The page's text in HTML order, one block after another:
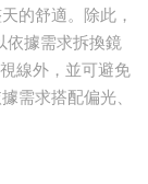
的舒適。除此，
依據需求拆換鏡
線外，並可避免
需求搭配偏光、